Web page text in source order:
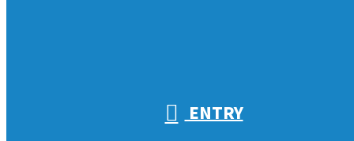
ENTRY